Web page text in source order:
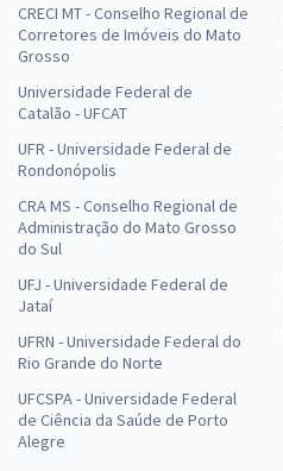
CRECI MT - Conselho Regional de
Corretores de Imóveis do Mato
Grosso
Universidade Federal de
Catalão - UFCAT
UFR - Universidade Federal de
Rondonópolis
CRA MS - Conselho Regional de
Administração do Mato Grosso
do Sul
UFJ - Universidade Federal de
Jataí
UFRN - Universidade Federal do
Rio Grande do Norte
UFCSPA - Universidade Federal
de Ciência da Saúde de Porto
Alegre